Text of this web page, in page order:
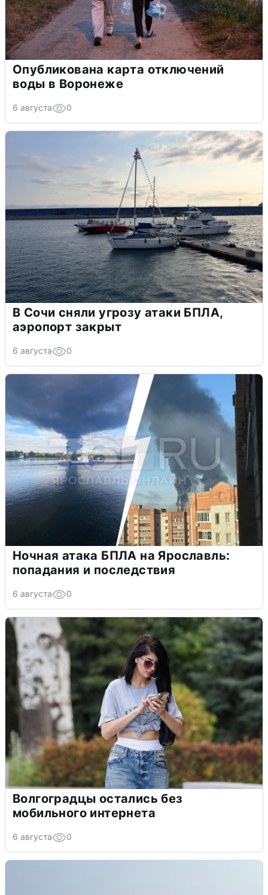
Опубликована карта отключений
воды в Воронеже
6 августа 0
В Сочи сняли угрозу атаки БПЛА,
аэропорт закрыт
6 августа 0
Ночная атака БПЛА на Ярославль:
попадания и последствия
6 августа 0
Волгоградцы остались без
мобильного интернета
6 августа 0